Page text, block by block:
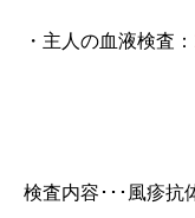
・主人の血液検査：
検査内容･･･風疹抗